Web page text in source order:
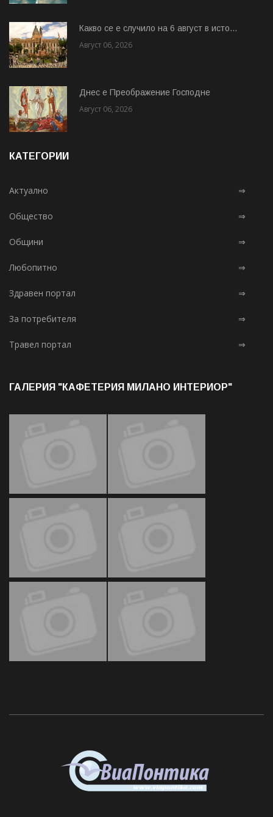
Какво се е случило на 6 август в исто...
Август 06, 2026
Днес е Преображение Господне
Август 06, 2026
КАТЕГОРИИ
Актуално ⇒
Общество ⇒
Общини ⇒
Любопитно ⇒
Здравен портал ⇒
За потребителя ⇒
Травел портал ⇒
ГАЛЕРИЯ "КАФЕТЕРИЯ МИЛАНО ИНТЕРИОР"